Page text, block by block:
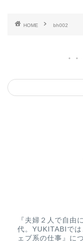
HOME bh002
『夫婦２人で自由
代。YUKITABIで
ェブ系の仕事』に